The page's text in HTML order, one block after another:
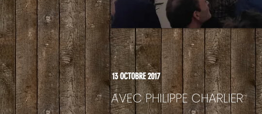
13 OCTOBRE 2017
AVEC PHILIPPE CHARLIER